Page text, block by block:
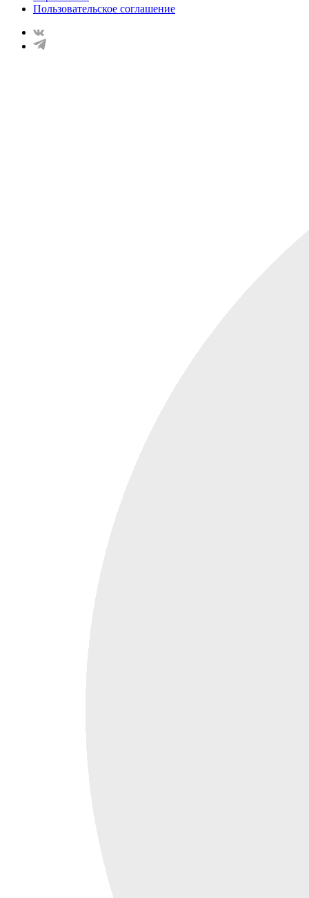
Пользовательское соглашение